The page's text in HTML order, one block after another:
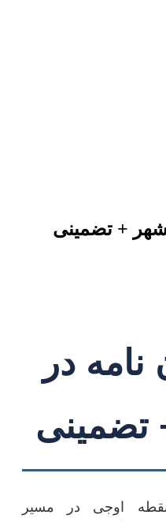
+ تضمینی
نامه در
تضمینی
اوجی در مسیر